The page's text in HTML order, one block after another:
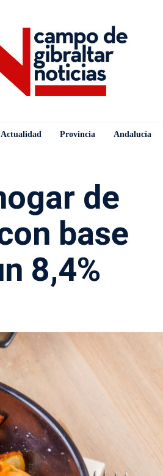
Actualidad Provincia Andalucía
de
base
8,4%